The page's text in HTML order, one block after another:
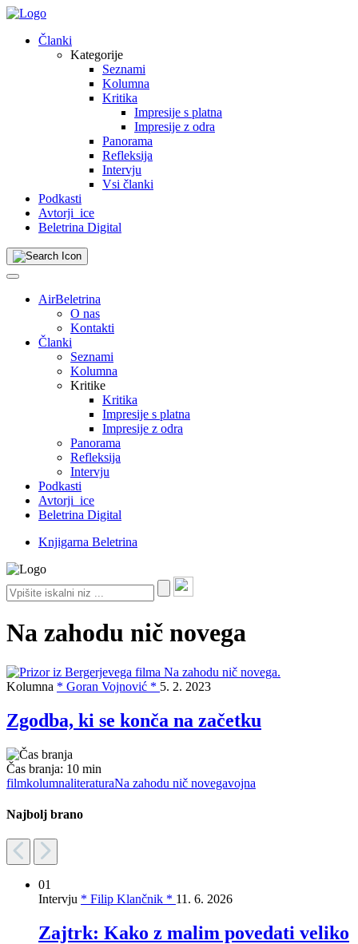
Skip
contentČlanki
Kategorije
Seznami
Kolumna
Kritika
Impresije s platna
Impresije z odra
Panorama
Refleksija
Intervju
Vsi članki
Podkasti
Avtorji_ice
Beletrina Digital
AirBeletrina
O nas
Kontakti
Članki
Seznami
Kolumna
Kritike
Kritika
Impresije s platna
Impresije z odra
Panorama
Refleksija
Intervju
Podkasti
Avtorji_ice
Beletrina Digital
Knjigarna Beletrina
Na zahodu nič novega
Kolumna * Goran Vojnović * 5. 2. 2023
Zgodba, ki se konča na začetku
Čas branja: 10 min
filmkolumnaliteraturaNa zahodu nič novegavojna
Najbolj brano
01
Intervju * Filip Klančnik * 11. 6. 2026
Zajtrk: Kako z malim povedati veliko